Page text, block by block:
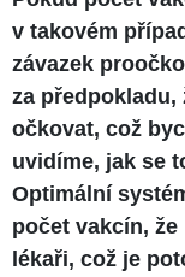
v takovém
závazek
za
očkovat, což
uvidíme, jak se
Optimální
počet vakcín,
lékaři, což je